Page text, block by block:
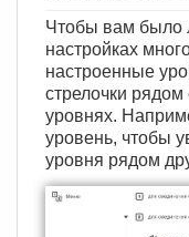
Чтобы вам было
настройках
настроенные
стрелочки
уровнях.
уровень, чтобы
уровня рядом